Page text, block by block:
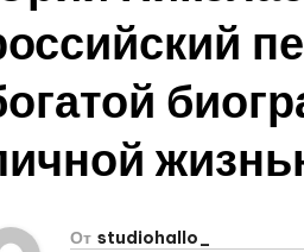
От studiohallo_